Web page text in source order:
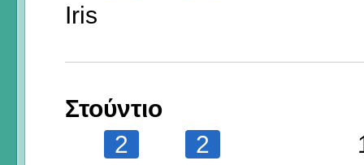
Iris
Στούντιο
2
2